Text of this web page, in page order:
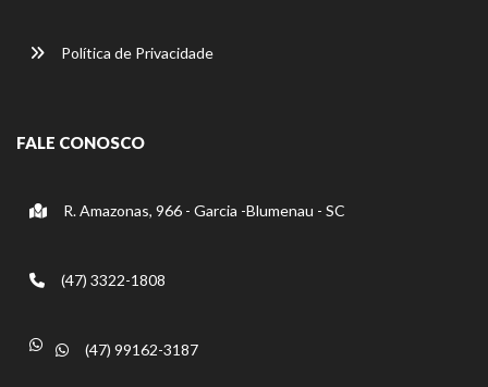
Política de Privacidade
FALE CONOSCO
R. Amazonas, 966 - Garcia -Blumenau - SC
(47) 3322-1808
(47) 99162-3187